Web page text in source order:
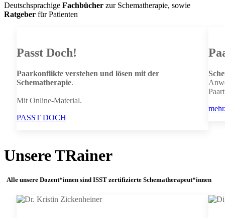
Deutschsprachige Fachbücher zur Schematherapie, sowie
Ratgeber für Patienten
Passt Doch!
Paarkonflikte verstehen und lösen mit der
Schematherapie.
Mit Online-Material.
PASST DOCH
Unsere TRainer
Alle unsere Dozent*innen sind ISST zertifizierte Schematherapeut*innen